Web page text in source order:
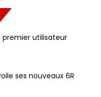
premier utilisateur
ses nouveaux 6R